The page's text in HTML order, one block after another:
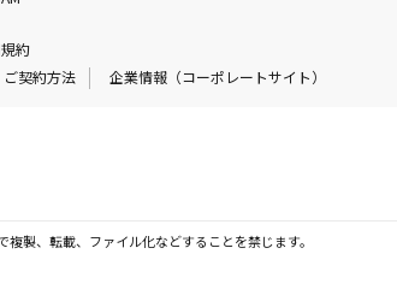
約
ご契約方法 企業情報（コーポレートサイト）
製、転載、ファイル化などすることを禁じます。